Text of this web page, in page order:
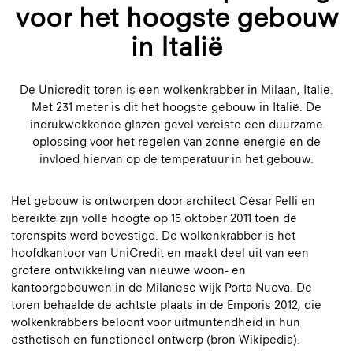
voor het hoogste gebouw
in Italië
De Unicredit-toren is een wolkenkrabber in Milaan, Italië.
Met 231 meter is dit het hoogste gebouw in Italië. De
indrukwekkende glazen gevel vereiste een duurzame
oplossing voor het regelen van zonne-energie en de
invloed hiervan op de temperatuur in het gebouw.
Het gebouw is ontworpen door architect César Pelli en
bereikte zijn volle hoogte op 15 oktober 2011 toen de
torenspits werd bevestigd. De wolkenkrabber is het
hoofdkantoor van UniCredit en maakt deel uit van een
grotere ontwikkeling van nieuwe woon- en
kantoorgebouwen in de Milanese wijk Porta Nuova. De
toren behaalde de achtste plaats in de Emporis 2012, die
wolkenkrabbers beloont voor uitmuntendheid in hun
esthetisch en functioneel ontwerp (bron Wikipedia).